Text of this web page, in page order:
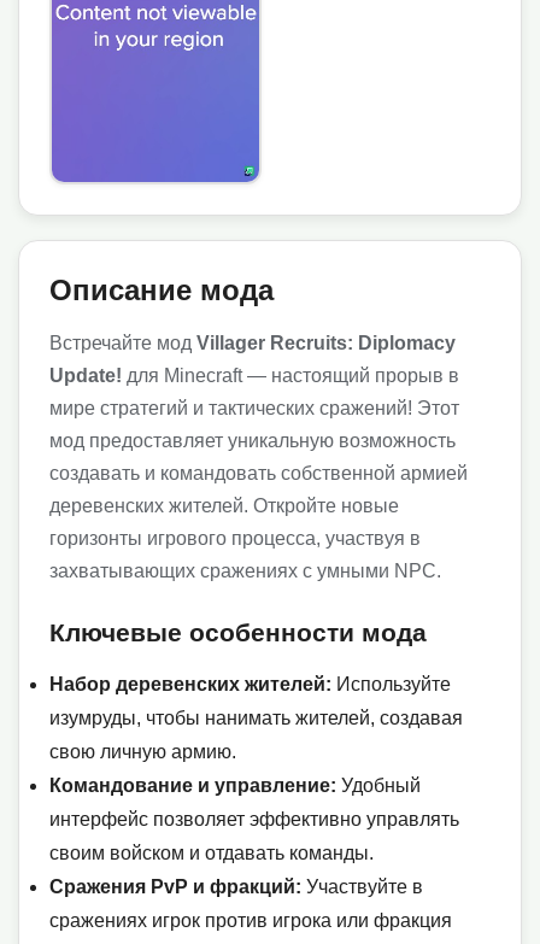
Описание мода
Встречайте мод Villager Recruits: Diplomacy
Update! для Minecraft — настоящий прорыв в
мире стратегий и тактических сражений! Этот
мод предоставляет уникальную возможность
создавать и командовать собственной армией
деревенских жителей. Откройте новые
горизонты игрового процесса, участвуя в
захватывающих сражениях с умными NPC.
Ключевые особенности мода
Набор деревенских жителей: Используйте
изумруды, чтобы нанимать жителей, создавая
свою личную армию.
Командование и управление: Удобный
интерфейс позволяет эффективно управлять
своим войском и отдавать команды.
Сражения PvP и фракций: Участвуйте в
сражениях игрок против игрока или фракция